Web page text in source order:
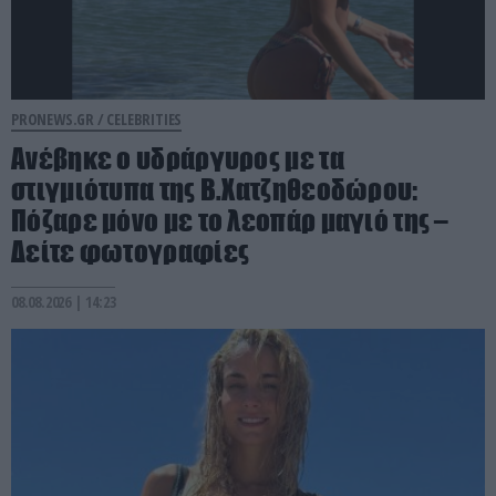
PRONEWS.GR / CELEBRITIES
Ανέβηκε ο υδράργυρος με τα
στιγμιότυπα της Β.Χατζηθεοδώρου:
Πόζαρε μόνο με το λεοπάρ μαγιό της –
Δείτε φωτογραφίες
08.08.2026 | 14:23